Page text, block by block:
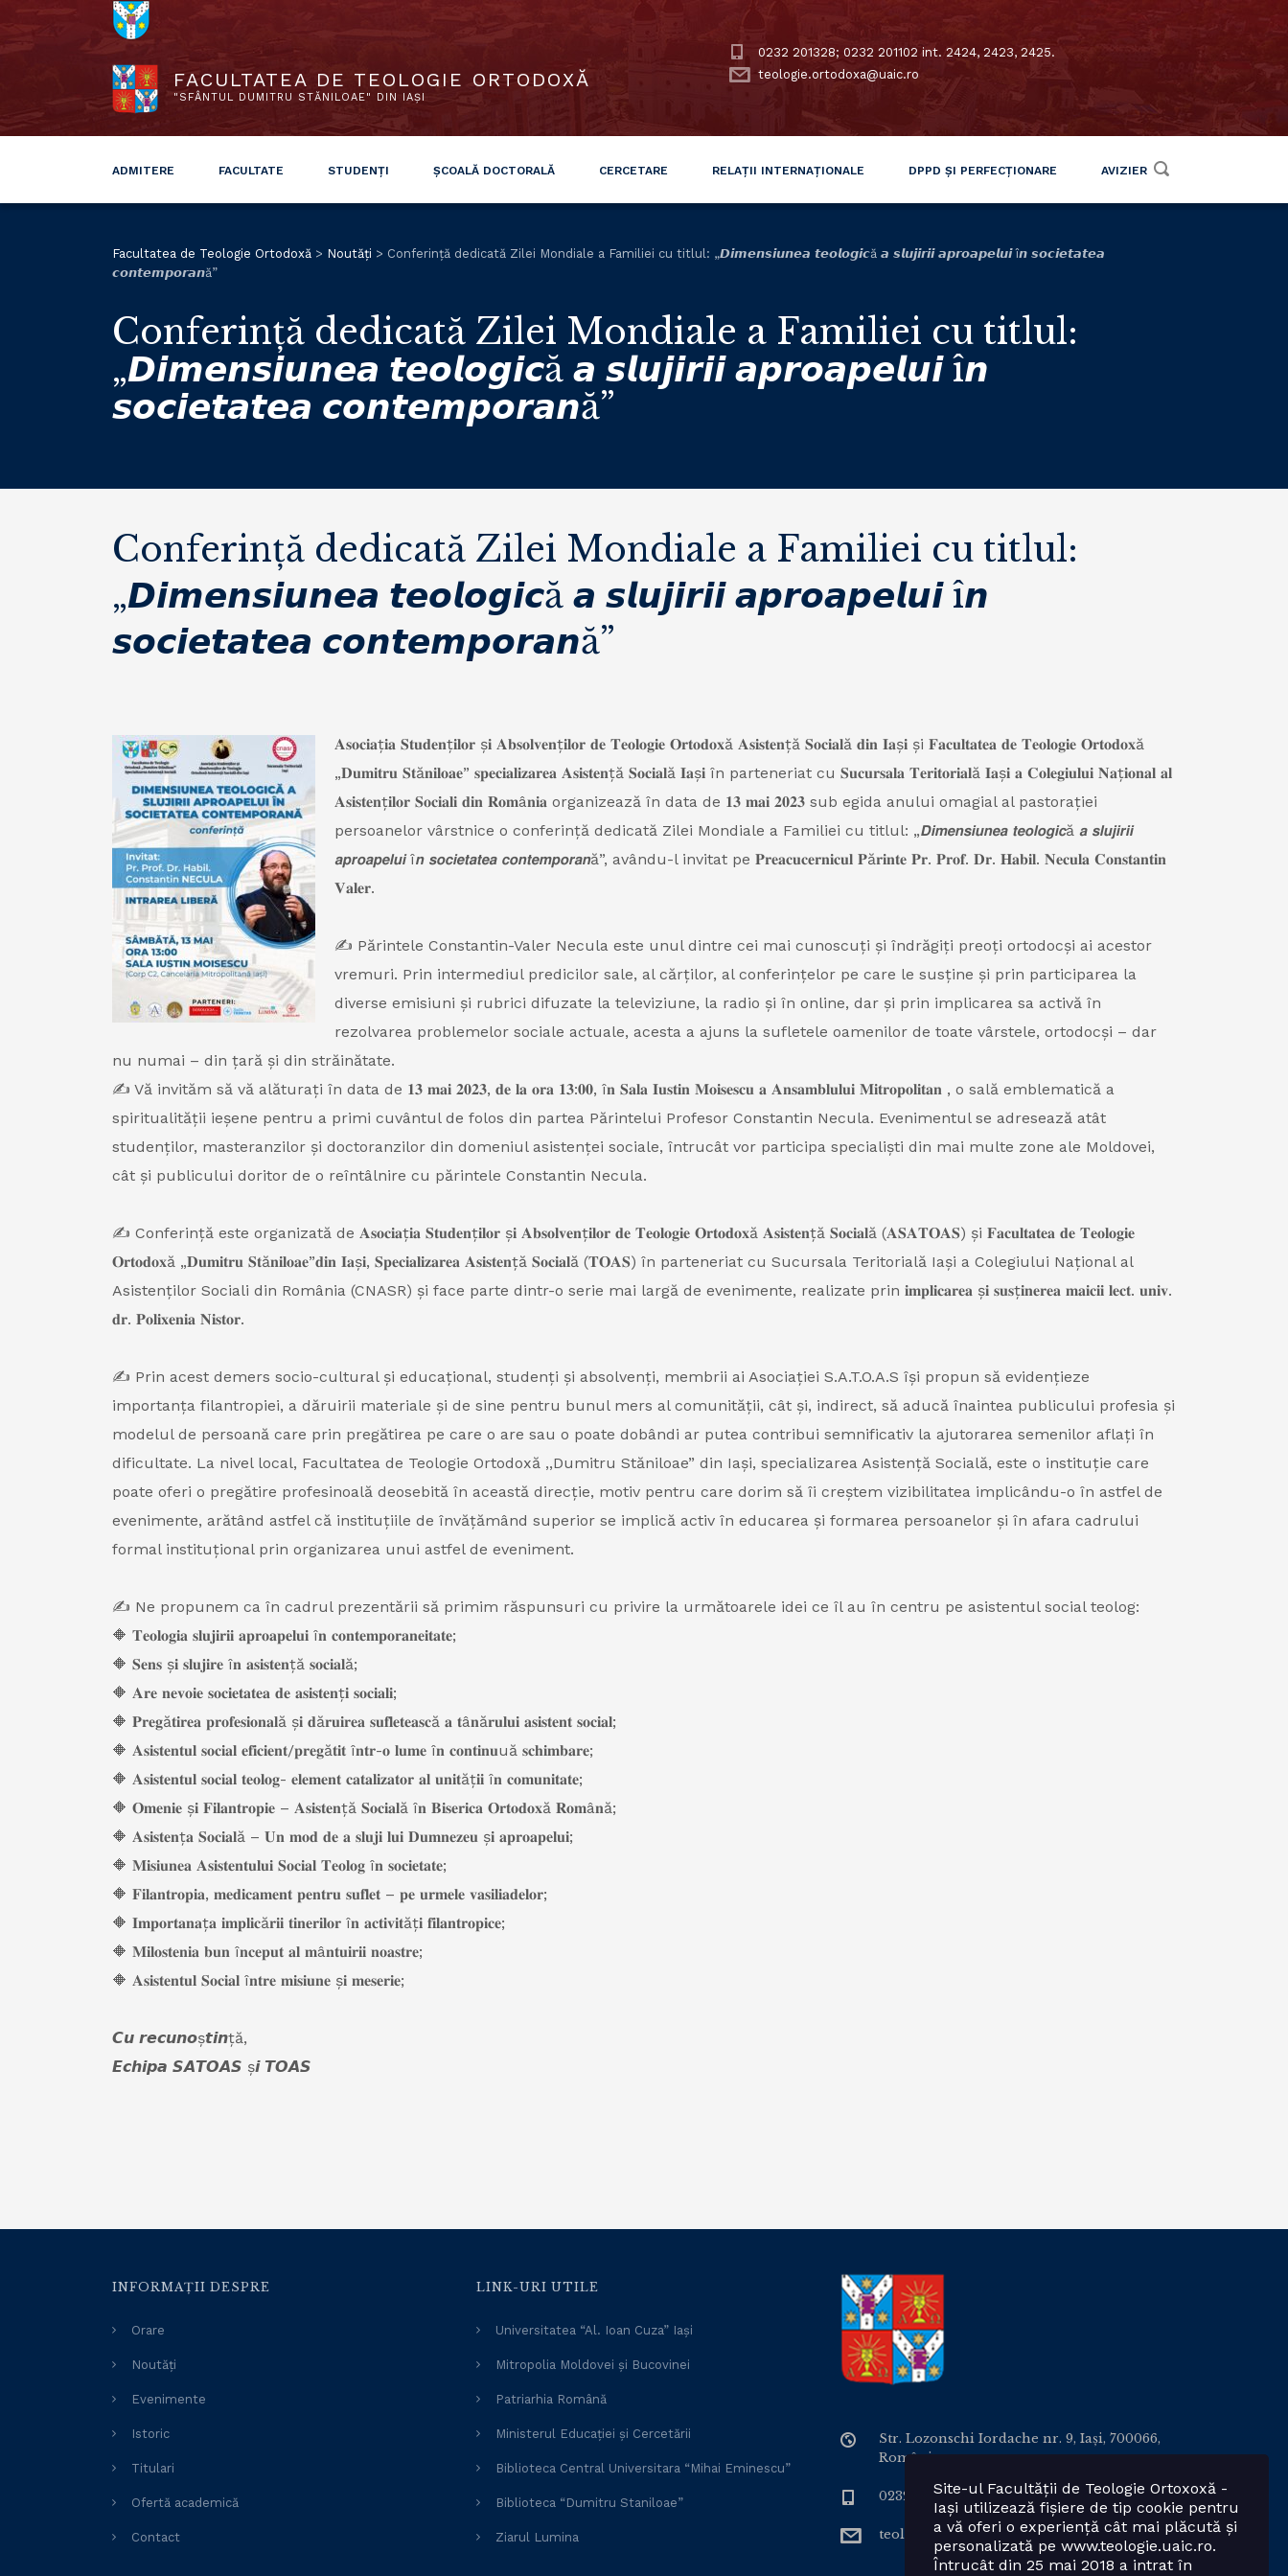
FACULTATEA DE TEOLOGIE ORTODOXĂ
"SFÂNTUL DUMITRU STĂNILOAE" DIN IAȘI
0232 201328; 0232 201102 int. 2424, 2423, 2425.
teologie.ortodoxa@uaic.ro
ADMITERE FACULTATE STUDENȚI ȘCOALĂ DOCTORALĂ CERCETARE RELAȚII INTERNAȚIONALE DPPD ȘI PERFECȚIONARE AVIZIER
Facultatea de Teologie Ortodoxă > Noutăți > Conferință dedicată Zilei Mondiale a Familiei cu titlul: „𝘿𝙞𝙢𝙚𝙣𝙨𝙞𝙪𝙣𝙚𝙖 𝙩𝙚𝙤𝙡𝙤𝙜𝙞𝙘ă 𝙖 𝙨𝙡𝙪𝙟𝙞𝙧𝙞𝙞 𝙖𝙥𝙧𝙤𝙖𝙥𝙚𝙡𝙪𝙞 î𝙣 𝙨𝙤𝙘𝙞𝙚𝙩𝙖𝙩𝙚𝙖
𝙘𝙤𝙣𝙩𝙚𝙢𝙥𝙤𝙧𝙖𝙣ă”
Conferință dedicată Zilei Mondiale a Familiei cu titlul:
„𝘿𝙞𝙢𝙚𝙣𝙨𝙞𝙪𝙣𝙚𝙖 𝙩𝙚𝙤𝙡𝙤𝙜𝙞𝙘ă 𝙖 𝙨𝙡𝙪𝙟𝙞𝙧𝙞𝙞 𝙖𝙥𝙧𝙤𝙖𝙥𝙚𝙡𝙪𝙞 î𝙣
𝙨𝙤𝙘𝙞𝙚𝙩𝙖𝙩𝙚𝙖 𝙘𝙤𝙣𝙩𝙚𝙢𝙥𝙤𝙧𝙖𝙣ă”
Conferință dedicată Zilei Mondiale a Familiei cu titlul:
„𝘿𝙞𝙢𝙚𝙣𝙨𝙞𝙪𝙣𝙚𝙖 𝙩𝙚𝙤𝙡𝙤𝙜𝙞𝙘ă 𝙖 𝙨𝙡𝙪𝙟𝙞𝙧𝙞𝙞 𝙖𝙥𝙧𝙤𝙖𝙥𝙚𝙡𝙪𝙞 î𝙣
𝙨𝙤𝙘𝙞𝙚𝙩𝙖𝙩𝙚𝙖 𝙘𝙤𝙣𝙩𝙚𝙢𝙥𝙤𝙧𝙖𝙣ă”
𝐀𝐬𝐨𝐜𝐢𝐚ț𝐢𝐚 𝐒𝐭𝐮𝐝𝐞𝐧ț𝐢𝐥𝐨𝐫 ș𝐢 𝐀𝐛𝐬𝐨𝐥𝐯𝐞𝐧ț𝐢𝐥𝐨𝐫 𝐝𝐞 𝐓𝐞𝐨𝐥𝐨𝐠𝐢𝐞 𝐎𝐫𝐭𝐨𝐝𝐨𝐱ă 𝐀𝐬𝐢𝐬𝐭𝐞𝐧ță 𝐒𝐨𝐜𝐢𝐚𝐥ă 𝐝𝐢𝐧 𝐈𝐚ș𝐢 și 𝐅𝐚𝐜𝐮𝐥𝐭𝐚𝐭𝐞𝐚 𝐝𝐞 𝐓𝐞𝐨𝐥𝐨𝐠𝐢𝐞 𝐎𝐫𝐭𝐨𝐝𝐨𝐱ă
„𝐃𝐮𝐦𝐢𝐭𝐫𝐮 𝐒𝐭ă𝐧𝐢𝐥𝐨𝐚𝐞” 𝐬𝐩𝐞𝐜𝐢𝐚𝐥𝐢𝐳𝐚𝐫𝐞𝐚 𝐀𝐬𝐢𝐬𝐭𝐞𝐧ță 𝐒𝐨𝐜𝐢𝐚𝐥ă 𝐈𝐚ș𝐢 în parteneriat cu 𝐒𝐮𝐜𝐮𝐫𝐬𝐚𝐥𝐚 𝐓𝐞𝐫𝐢𝐭𝐨𝐫𝐢𝐚𝐥ă 𝐈𝐚ș𝐢 𝐚 𝐂𝐨𝐥𝐞𝐠𝐢𝐮𝐥𝐮𝐢 𝐍𝐚ț𝐢𝐨𝐧𝐚𝐥 𝐚𝐥
𝐀𝐬𝐢𝐬𝐭𝐞𝐧ț𝐢𝐥𝐨𝐫 𝐒𝐨𝐜𝐢𝐚𝐥𝐢 𝐝𝐢𝐧 𝐑𝐨𝐦â𝐧𝐢𝐚 organizează în data de 𝟏𝟑 𝐦𝐚𝐢 𝟐𝟎𝟐𝟑 sub egida anului omagial al pastorației
persoanelor vârstnice o conferință dedicată Zilei Mondiale a Familiei cu titlul: „𝘿𝙞𝙢𝙚𝙣𝙨𝙞𝙪𝙣𝙚𝙖 𝙩𝙚𝙤𝙡𝙤𝙜𝙞𝙘ă 𝙖 𝙨𝙡𝙪𝙟𝙞𝙧𝙞𝙞
𝙖𝙥𝙧𝙤𝙖𝙥𝙚𝙡𝙪𝙞 î𝙣 𝙨𝙤𝙘𝙞𝙚𝙩𝙖𝙩𝙚𝙖 𝙘𝙤𝙣𝙩𝙚𝙢𝙥𝙤𝙧𝙖𝙣ă”, avându-l invitat pe 𝐏𝐫𝐞𝐚𝐜𝐮𝐜𝐞𝐫𝐧𝐢𝐜𝐮𝐥 𝐏ă𝐫𝐢𝐧𝐭𝐞 𝐏𝐫. 𝐏𝐫𝐨𝐟. 𝐃𝐫. 𝐇𝐚𝐛𝐢𝐥. 𝐍𝐞𝐜𝐮𝐥𝐚 𝐂𝐨𝐧𝐬𝐭𝐚𝐧𝐭𝐢𝐧
𝐕𝐚𝐥𝐞𝐫.
✍️ Părintele Constantin-Valer Necula este unul dintre cei mai cunoscuți și îndrăgiți preoți ortodocși ai acestor
vremuri. Prin intermediul predicilor sale, al cărților, al conferințelor pe care le susține și prin participarea la
diverse emisiuni și rubrici difuzate la televiziune, la radio și în online, dar şi prin implicarea sa activă în
rezolvarea problemelor sociale actuale, acesta a ajuns la sufletele oamenilor de toate vârstele, ortodocși – dar
nu numai – din țară și din străinătate.
✍️ Vă invităm să vă alăturați în data de 𝟏𝟑 𝐦𝐚𝐢 𝟐𝟎𝟐𝟑, 𝐝𝐞 𝐥𝐚 𝐨𝐫𝐚 𝟏𝟑:𝟎𝟎, î𝐧 𝐒𝐚𝐥𝐚 𝐈𝐮𝐬𝐭𝐢𝐧 𝐌𝐨𝐢𝐬𝐞𝐬𝐜𝐮 𝐚 𝐀𝐧𝐬𝐚𝐦𝐛𝐥𝐮𝐥𝐮𝐢 𝐌𝐢𝐭𝐫𝐨𝐩𝐨𝐥𝐢𝐭𝐚𝐧 , o sală emblematică a
spiritualității ieșene pentru a primi cuvântul de folos din partea Părintelui Profesor Constantin Necula. Evenimentul se adresează atât
studenților, masteranzilor și doctoranzilor din domeniul asistenței sociale, întrucât vor participa specialiști din mai multe zone ale Moldovei,
cât și publicului doritor de o reîntâlnire cu părintele Constantin Necula.
✍️ Conferință este organizată de 𝐀𝐬𝐨𝐜𝐢𝐚ț𝐢𝐚 𝐒𝐭𝐮𝐝𝐞𝐧ț𝐢𝐥𝐨𝐫 ș𝐢 𝐀𝐛𝐬𝐨𝐥𝐯𝐞𝐧ț𝐢𝐥𝐨𝐫 𝐝𝐞 𝐓𝐞𝐨𝐥𝐨𝐠𝐢𝐞 𝐎𝐫𝐭𝐨𝐝𝐨𝐱ă 𝐀𝐬𝐢𝐬𝐭𝐞𝐧ță 𝐒𝐨𝐜𝐢𝐚𝐥ă (𝐀𝐒𝐀𝐓𝐎𝐀𝐒) și 𝐅𝐚𝐜𝐮𝐥𝐭𝐚𝐭𝐞𝐚 𝐝𝐞 𝐓𝐞𝐨𝐥𝐨𝐠𝐢𝐞
𝐎𝐫𝐭𝐨𝐝𝐨𝐱ă „𝐃𝐮𝐦𝐢𝐭𝐫𝐮 𝐒𝐭ă𝐧𝐢𝐥𝐨𝐚𝐞”𝐝𝐢𝐧 𝐈𝐚ș𝐢, 𝐒𝐩𝐞𝐜𝐢𝐚𝐥𝐢𝐳𝐚𝐫𝐞𝐚 𝐀𝐬𝐢𝐬𝐭𝐞𝐧ță 𝐒𝐨𝐜𝐢𝐚𝐥ă (𝐓𝐎𝐀𝐒) în parteneriat cu Sucursala Teritorială Iași a Colegiului Național al
Asistenților Sociali din România (CNASR) și face parte dintr-o serie mai largă de evenimente, realizate prin 𝐢𝐦𝐩𝐥𝐢𝐜𝐚𝐫𝐞𝐚 ș𝐢 𝐬𝐮𝐬ț𝐢𝐧𝐞𝐫𝐞𝐚 𝐦𝐚𝐢𝐜𝐢𝐢 𝐥𝐞𝐜𝐭. 𝐮𝐧𝐢𝐯.
𝐝𝐫. 𝐏𝐨𝐥𝐢𝐱𝐞𝐧𝐢𝐚 𝐍𝐢𝐬𝐭𝐨𝐫.
✍️ Prin acest demers socio-cultural și educațional, studenți și absolvenți, membrii ai Asociației S.A.T.O.A.S își propun să evidențieze
importanța filantropiei, a dăruirii materiale și de sine pentru bunul mers al comunității, cât și, indirect, să aducă înaintea publicului profesia și
modelul de persoană care prin pregătirea pe care o are sau o poate dobândi ar putea contribui semnificativ la ajutorarea semenilor aflați în
dificultate. La nivel local, Facultatea de Teologie Ortodoxă ,,Dumitru Stăniloae” din Iași, specializarea Asistență Socială, este o instituție care
poate oferi o pregătire profesinoală deosebită în această direcție, motiv pentru care dorim să îi creștem vizibilitatea implicându-o în astfel de
evenimente, arătând astfel că instituțiile de învățămând superior se implică activ în educarea și formarea persoanelor și în afara cadrului
formal instituțional prin organizarea unui astfel de eveniment.
✍️ Ne propunem ca în cadrul prezentării să primim răspunsuri cu privire la următoarele idei ce îl au în centru pe asistentul social teolog:
🔶 𝐓𝐞𝐨𝐥𝐨𝐠𝐢𝐚 𝐬𝐥𝐮𝐣𝐢𝐫𝐢𝐢 𝐚𝐩𝐫𝐨𝐚𝐩𝐞𝐥𝐮𝐢 î𝐧 𝐜𝐨𝐧𝐭𝐞𝐦𝐩𝐨𝐫𝐚𝐧𝐞𝐢𝐭𝐚𝐭𝐞;
🔶 𝐒𝐞𝐧𝐬 ș𝐢 𝐬𝐥𝐮𝐣𝐢𝐫𝐞 î𝐧 𝐚𝐬𝐢𝐬𝐭𝐞𝐧ță 𝐬𝐨𝐜𝐢𝐚𝐥ă;
🔶 𝐀𝐫𝐞 𝐧𝐞𝐯𝐨𝐢𝐞 𝐬𝐨𝐜𝐢𝐞𝐭𝐚𝐭𝐞𝐚 𝐝𝐞 𝐚𝐬𝐢𝐬𝐭𝐞𝐧ț𝐢 𝐬𝐨𝐜𝐢𝐚𝐥𝐢;
🔶 𝐏𝐫𝐞𝐠ă𝐭𝐢𝐫𝐞𝐚 𝐩𝐫𝐨𝐟𝐞𝐬𝐢𝐨𝐧𝐚𝐥ă ș𝐢 𝐝ă𝐫𝐮𝐢𝐫𝐞𝐚 𝐬𝐮𝐟𝐥𝐞𝐭𝐞𝐚𝐬𝐜ă 𝐚 𝐭â𝐧ă𝐫𝐮𝐥𝐮𝐢 𝐚𝐬𝐢𝐬𝐭𝐞𝐧𝐭 𝐬𝐨𝐜𝐢𝐚𝐥;
🔶 𝐀𝐬𝐢𝐬𝐭𝐞𝐧𝐭𝐮𝐥 𝐬𝐨𝐜𝐢𝐚𝐥 𝐞𝐟𝐢𝐜𝐢𝐞𝐧𝐭/𝐩𝐫𝐞𝐠ă𝐭𝐢𝐭 î𝐧𝐭𝐫-𝐨 𝐥𝐮𝐦𝐞 î𝐧 𝐜𝐨𝐧𝐭𝐢𝐧𝐮uă 𝐬𝐜𝐡𝐢𝐦𝐛𝐚𝐫𝐞;
🔶 𝐀𝐬𝐢𝐬𝐭𝐞𝐧𝐭𝐮𝐥 𝐬𝐨𝐜𝐢𝐚𝐥 𝐭𝐞𝐨𝐥𝐨𝐠- 𝐞𝐥𝐞𝐦𝐞𝐧𝐭 𝐜𝐚𝐭𝐚𝐥𝐢𝐳𝐚𝐭𝐨𝐫 𝐚𝐥 𝐮𝐧𝐢𝐭ăț𝐢𝐢 î𝐧 𝐜𝐨𝐦𝐮𝐧𝐢𝐭𝐚𝐭𝐞;
🔶 𝐎𝐦𝐞𝐧𝐢𝐞 ș𝐢 𝐅𝐢𝐥𝐚𝐧𝐭𝐫𝐨𝐩𝐢𝐞 – 𝐀𝐬𝐢𝐬𝐭𝐞𝐧ță 𝐒𝐨𝐜𝐢𝐚𝐥ă î𝐧 𝐁𝐢𝐬𝐞𝐫𝐢𝐜𝐚 𝐎𝐫𝐭𝐨𝐝𝐨𝐱ă 𝐑𝐨𝐦â𝐧ă;
🔶 𝐀𝐬𝐢𝐬𝐭𝐞𝐧ț𝐚 𝐒𝐨𝐜𝐢𝐚𝐥ă – 𝐔𝐧 𝐦𝐨𝐝 𝐝𝐞 𝐚 𝐬𝐥𝐮𝐣𝐢 𝐥𝐮𝐢 𝐃𝐮𝐦𝐧𝐞𝐳𝐞𝐮 ș𝐢 𝐚𝐩𝐫𝐨𝐚𝐩𝐞𝐥𝐮𝐢;
🔶 𝐌𝐢𝐬𝐢𝐮𝐧𝐞𝐚 𝐀𝐬𝐢𝐬𝐭𝐞𝐧𝐭𝐮𝐥𝐮𝐢 𝐒𝐨𝐜𝐢𝐚𝐥 𝐓𝐞𝐨𝐥𝐨𝐠 î𝐧 𝐬𝐨𝐜𝐢𝐞𝐭𝐚𝐭𝐞;
🔶 𝐅𝐢𝐥𝐚𝐧𝐭𝐫𝐨𝐩𝐢𝐚, 𝐦𝐞𝐝𝐢𝐜𝐚𝐦𝐞𝐧𝐭 𝐩𝐞𝐧𝐭𝐫𝐮 𝐬𝐮𝐟𝐥𝐞𝐭 – 𝐩𝐞 𝐮𝐫𝐦𝐞𝐥𝐞 𝐯𝐚𝐬𝐢𝐥𝐢𝐚𝐝𝐞𝐥𝐨𝐫;
🔶 𝐈𝐦𝐩𝐨𝐫𝐭𝐚𝐧𝐚ț𝐚 𝐢𝐦𝐩𝐥𝐢𝐜ă𝐫𝐢𝐢 𝐭𝐢𝐧𝐞𝐫𝐢𝐥𝐨𝐫 î𝐧 𝐚𝐜𝐭𝐢𝐯𝐢𝐭ăț𝐢 𝐟𝐢𝐥𝐚𝐧𝐭𝐫𝐨𝐩𝐢𝐜𝐞;
🔶 𝐌𝐢𝐥𝐨𝐬𝐭𝐞𝐧𝐢𝐚 𝐛𝐮𝐧 î𝐧𝐜𝐞𝐩𝐮𝐭 𝐚𝐥 𝐦â𝐧𝐭𝐮𝐢𝐫𝐢𝐢 𝐧𝐨𝐚𝐬𝐭𝐫𝐞;
🔶 𝐀𝐬𝐢𝐬𝐭𝐞𝐧𝐭𝐮𝐥 𝐒𝐨𝐜𝐢𝐚𝐥 î𝐧𝐭𝐫𝐞 𝐦𝐢𝐬𝐢𝐮𝐧𝐞 ș𝐢 𝐦𝐞𝐬𝐞𝐫𝐢𝐞;
𝘾𝙪 𝙧𝙚𝙘𝙪𝙣𝙤ș𝙩𝙞𝙣ță,
𝙀𝙘𝙝𝙞𝙥𝙖 𝙎𝘼𝙏𝙊𝘼𝙎 ș𝙞 𝙏𝙊𝘼𝙎
INFORMAȚII DESPRE
Orare
Noutăți
Evenimente
Istoric
Titulari
Ofertă academică
Contact
LINK-URI UTILE
Universitatea “Al. Ioan Cuza” Iași
Mitropolia Moldovei și Bucovinei
Patriarhia Română
Ministerul Educației și Cercetării
Biblioteca Central Universitara “Mihai Eminescu”
Biblioteca “Dumitru Staniloae”
Ziarul Lumina
Str. Lozonschi Iordache nr. 9, Iaşi, 700066,
România
0232 201328; 0232 201102 int. 2424, 2423, 2425
teologie.ortodoxa@uaic.ro
Site-ul Facultății de Teologie Ortoxoxă -
Iași utilizează fișiere de tip cookie pentru
a vă oferi o experiență cât mai plăcută și
personalizată pe www.teologie.uaic.ro.
Întrucât din 25 mai 2018 a intrat în